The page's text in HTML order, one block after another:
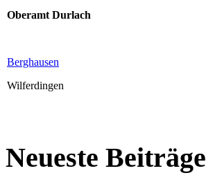
Oberamt Durlach
Berghausen
Wilferdingen
Neueste Beiträge